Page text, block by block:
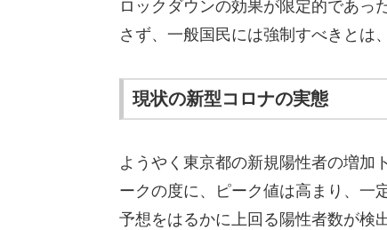
ロックダウンの効果が限定的であっ
さず、一般国民には強制すべきとは
現状の新型コロナの実態
ようやく東京都の新規陽性者の増加
ークの度に、ピーク値は高まり、一
予想をはるかに上回る陽性者数が検